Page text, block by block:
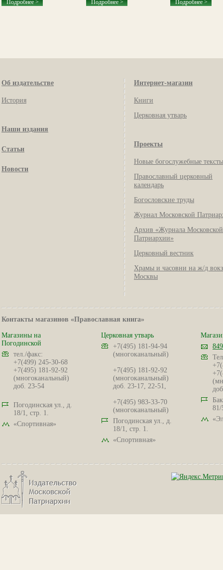
Подробнее >
Подробнее >
Подробнее >
Об издательстве
История
Наши издания
Статьи
Новости
Интернет-магазин
Книги
Церковная утварь
Проекты
Новые богослужебные тексты
Православный церковный
календарь
Богословские труды
Журнал Московской
Архив «Журнала Московской
Патриархии»
Церковный вестник
Храмы и часовни на ж/д
Москвы
Контакты магазинов «Православная книга»
Магазины на
Погодинской
тел./факс:
+7(499) 245-30-68
+7(495) 181-92-92
(многоканальный)
доб. 23-54
Погодинская ул., д.
18/1, стр. 1.
«Спортивная»
Церковная утварь
+7(495) 181-94-94
(многоканальный)
+7(495) 181-92-92
(многоканальный)
доб. 23-17, 22-51,
+7(495) 983-33-70
(многоканальный)
Погодинская ул., д.
18/1, стр. 1.
«Спортивная»
81/